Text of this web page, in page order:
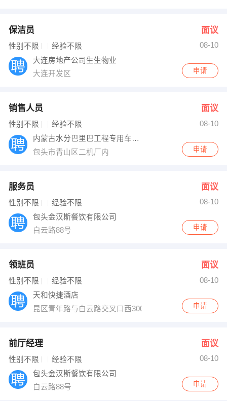
跟单
其他职位
保洁员 面议
性别不限 经验不限
08-10
大连房地产公司生生物业
大连开发区
申请
销售人员 面议
性别不限 经验不限
08-10
内蒙古水分巴里巴工程专用车有限公司
包头市青山区二机厂内
申请
服务员 面议
性别不限 经验不限
08-10
包头金汉斯餐饮有限公司
白云路88号
申请
领班员 面议
性别不限 经验不限
08-10
天和快捷酒店
昆区青年路与白云路交叉口西300米
申请
前厅经理 面议
性别不限 经验不限
08-10
包头金汉斯餐饮有限公司
白云路88号
申请